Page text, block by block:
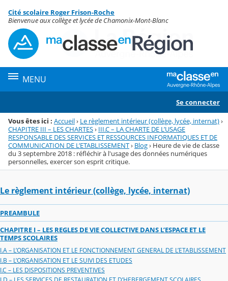
Menu de la rubrique
Contenu
Cité scolaire Roger Frison-Roche
Bienvenue aux collège et lycée de Chamonix-Mont-Blanc
MENU
Se connecter
Vous êtes ici : Accueil› Le règlement intérieur (collège, lycée, internat)›
CHAPITRE III – LES CHARTES› III.C – LA CHARTE DE L’USAGE
RESPONSABLE DES SERVICES ET RESSOURCES INFORMATIQUES ET DE
COMMUNICATION DE L’ETABLISSEMENT› Blog› Heure de vie de classe
du 3 septembre 2018 : réfléchir à l'usage des données numériques
personnelles, exercer son esprit critique.
Le règlement intérieur (collège, lycée, internat)
PREAMBULE
CHAPITRE I – LES REGLES DE VIE COLLECTIVE DANS L’ESPACE ET LE
TEMPS SCOLAIRES
I.A – L’ORGANISATION ET LE FONCTIONNEMENT GENERAL DE L’ETABLISSEMENT
I.B – L’ORGANISATION ET LE SUIVI DES ETUDES
I.C – LES DISPOSITIONS PREVENTIVES